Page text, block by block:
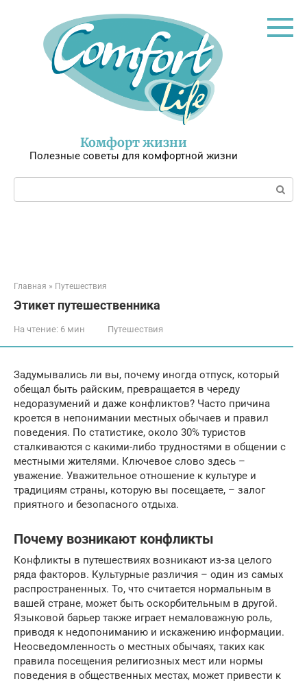
Комфорт жизни
Полезные советы для комфортной жизни
Поиск:
Главная » Путешествия
Этикет путешественника
На чтение: 6 мин Путешествия
Задумывались ли вы, почему иногда отпуск, который
обещал быть райским, превращается в череду
недоразумений и даже конфликтов? Часто причина
кроется в непонимании местных обычаев и правил
поведения. По статистике, около 30% туристов
сталкиваются с какими-либо трудностями в общении с
местными жителями. Ключевое слово здесь –
уважение. Уважительное отношение к культуре и
традициям страны, которую вы посещаете, – залог
приятного и безопасного отдыха.
Почему возникают конфликты
Конфликты в путешествиях возникают из-за целого
ряда факторов. Культурные различия – один из самых
распространенных. То, что считается нормальным в
вашей стране, может быть оскорбительным в другой.
Языковой барьер также играет немаловажную роль,
приводя к недопониманию и искажению информации.
Неосведомленность о местных обычаях, таких как
правила посещения религиозных мест или нормы
поведения в общественных местах, может привести к